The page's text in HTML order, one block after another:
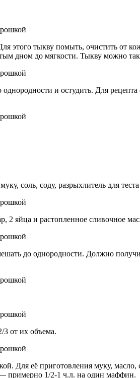
этого тыкву помыть, очистить от
дном до мягкости. Тыкву можно
и остудить. Для
соль, соду, разрыхлитель для
2 яйца и растопленное сливочное
до однородности. Должно
от их объема.
её приготовления муку, масло,
примерно 1/2-1 ч.л. на один маффин.